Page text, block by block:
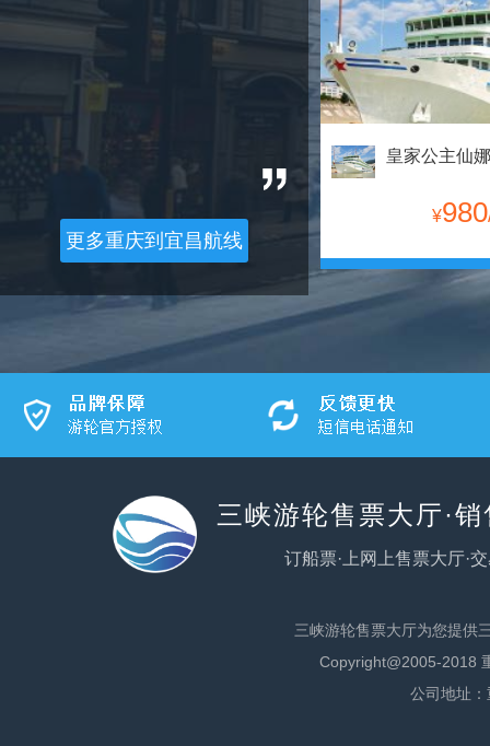
更多重庆到宜昌航线
¥980
¥
三峡游轮售票大厅·
订船票·上网上售票大厅·
三峡游轮售票大厅为您提供
Copyright@2005-2018
公司地址